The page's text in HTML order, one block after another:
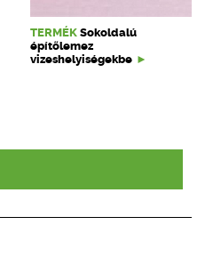
TERMÉK Sokoldalú
építőlemez
vizeshelyiségekbe